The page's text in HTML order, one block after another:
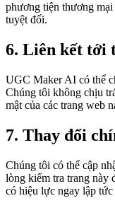
phương tiện thương
tuyệt đối.
6. Liên kết tới
UGC Maker AI có thể
Chúng tôi không chịu
mật của các trang web
7. Thay đổi
Chúng tôi có thể cập
lòng kiểm tra trang này
có hiệu lực ngay lập